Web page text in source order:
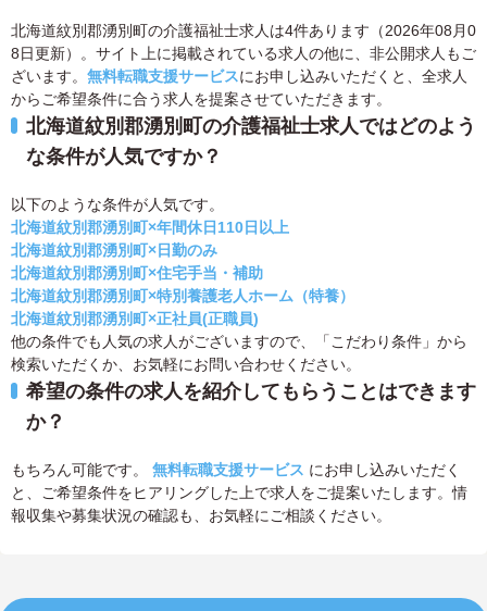
北海道紋別郡湧別町の介護福祉士求人は4件あります（2026年08月0
8日更新）。サイト上に掲載されている求人の他に、非公開求人もご
ざいます。 無料転職支援サービスにお申し込みいただくと、全求人
からご希望条件に合う求人を提案させていただきます。
北海道紋別郡湧別町の介護福祉士求人ではどのよう
な条件が人気ですか？
以下のような条件が人気です。
北海道紋別郡湧別町×年間休日110日以上
北海道紋別郡湧別町×日勤のみ
北海道紋別郡湧別町×住宅手当・補助
北海道紋別郡湧別町×特別養護老人ホーム（特養）
北海道紋別郡湧別町×正社員(正職員)
他の条件でも人気の求人がございますので、「こだわり条件」から
検索いただくか、お気軽にお問い合わせください。
希望の条件の求人を紹介してもらうことはできます
か？
もちろん可能です。 無料転職支援サービス にお申し込みいただく
と、ご希望条件をヒアリングした上で求人をご提案いたします。情
報収集や募集状況の確認も、お気軽にご相談ください。